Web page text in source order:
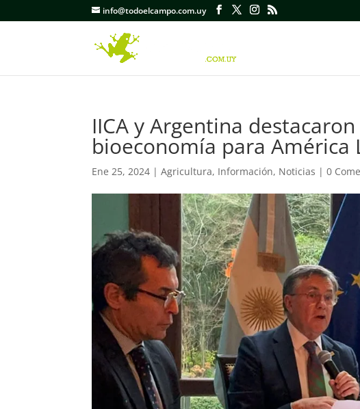
info@todoelcampo.com.uy
IICA y Argentina
bioeconomía para América
Ene 25, 2024 |Agricultura, Información, Noticias |0